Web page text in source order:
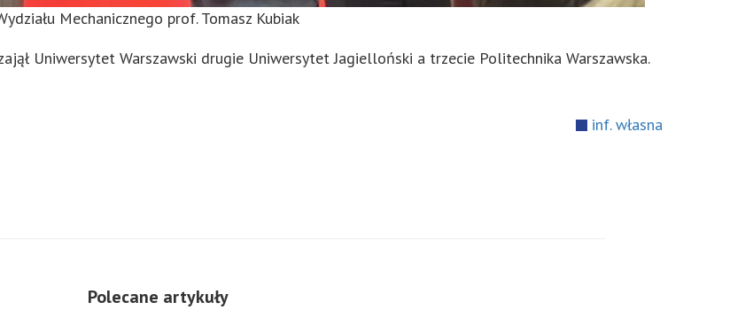
Mechanicznego prof. Tomasz Kubiak
Uniwersytet Warszawski drugie Uniwersytet Jagielloński a trzecie Politechnika Warszawska.
inf. własna
Polecane artykuły